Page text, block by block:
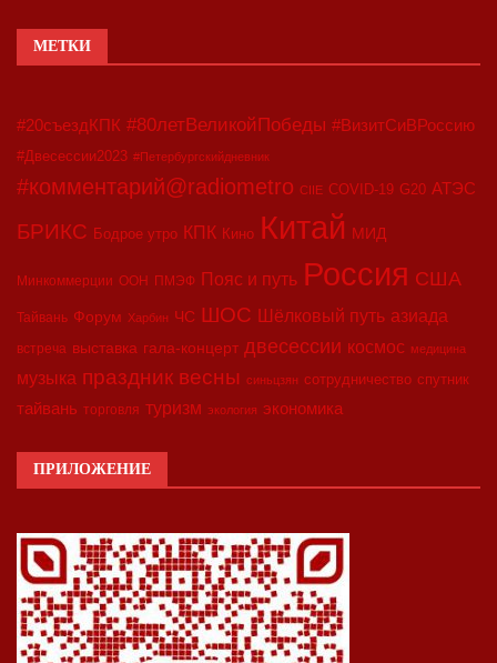
МЕТКИ
#20съездКПК #80летВеликойПобеды #ВизитСиВРоссию
#Двесессии2023 #Петербургскийдневник
#комментарий@radiometro CIIE COVID-19 G20 АТЭС
БРИКС Бодрое утро КПК Кино Китай МИД
Минкоммерции ООН ПМЭФ Пояс и путь Россия США
Тайвань Форум Харбин ЧС ШОС Шёлковый путь азиада
встреча выставка гала-концерт двесессии космос медицина
музыка праздник весны синьцзян сотрудничество спутник
тайвань торговля туризм экология экономика
ПРИЛОЖЕНИЕ